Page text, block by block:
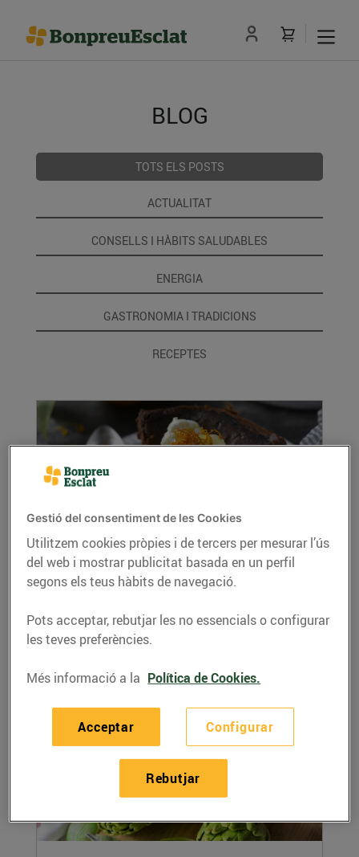
BLOG
TOTS ELS POSTS
ACTUALITAT
CONSELLS I HÀBITS SALUDABLES
ENERGIA
GASTRONOMIA I TRADICIONS
RECEPTES
Pastís de xocolata amb crema de taronja
16/de novembre/2018
Recepta de pastís de xocolata amb crema de
taronja, ingredients per a 4 persones:
Gestió del consentiment de les Cookies
Utilitzem cookies pròpies i de tercers per mesurar l’ús
del web i mostrar publicitat basada en un perfil
segons els teus hàbits de navegació.
Pots acceptar, rebutjar les no essencials o configurar
les teves preferències.
Més informació a la Política de Cookies.
Configurar
Rebutjar
Acceptar